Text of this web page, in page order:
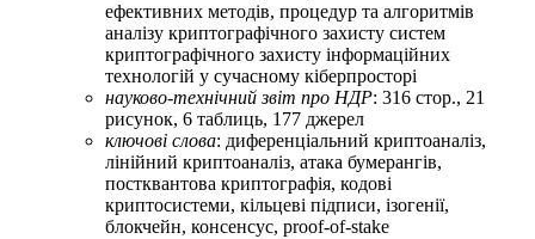
ефективних методів, процедур та алгоритмів
аналізу криптографічного захисту систем
криптографічного захисту інформаційних
технологій у сучасному кіберпросторі
науково-технічний звіт про НДР: 316 стор., 21
рисунок, 6 таблиць, 177 джерел
ключові слова: диференціальний криптоаналіз,
лінійний криптоаналіз, атака бумерангів,
постквантова криптографія, кодові
криптосистеми, кільцеві підписи, ізогенії,
блокчейн, консенсус, proof-of-stake